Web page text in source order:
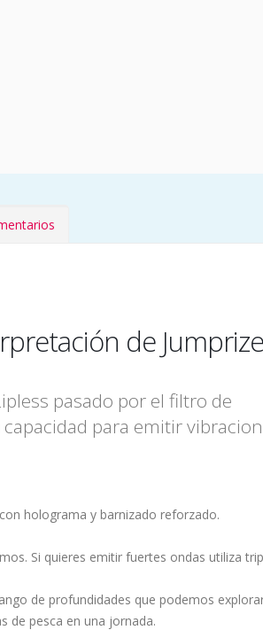
de Jumprize
pasado por el filtro de
para emitir
holograma y barnizado reforzado.
Si quieres emitir fuertes ondas utiliza
de profundidades que podemos
de pesca en una jornada.